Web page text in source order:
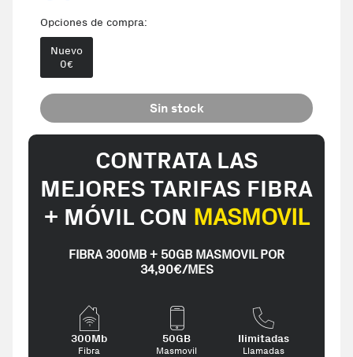
Opciones de compra:
Nuevo
0€
Sin stock
CONTRATA LAS
MEJORES TARIFAS FIBRA
+ MÓVIL CON MASMOVIL
FIBRA 300MB + 50GB MASMOVIL POR
34,90€/MES
300Mb
Fibra
50GB
Masmovil
Ilimitadas
Llamadas